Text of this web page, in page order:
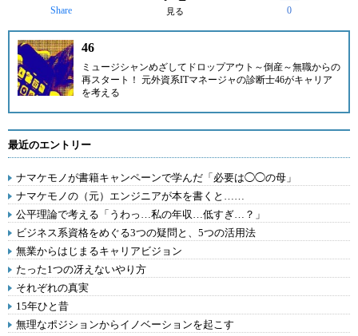
Share 見る 0
46
ミュージシャンめざしてドロップアウト～倒産～無職からの
再スタート！ 元外資系ITマネージャの診断士46がキャリア
を考える
最近のエントリー
ナマケモノが書籍キャンペーンで学んだ「必要は◯◯の母」
ナマケモノの（元）エンジニアが本を書くと……
公平理論で考える「うわっ…私の年収…低すぎ…？」
ビジネス系資格をめぐる3つの疑問と、5つの活用法
無業からはじまるキャリアビジョン
たった1つの冴えないやり方
それぞれの真実
15年ひと昔
無理なポジションからイノベーションを起こす